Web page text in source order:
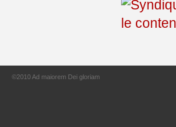
©2010 Ad maiorem Dei gloriam